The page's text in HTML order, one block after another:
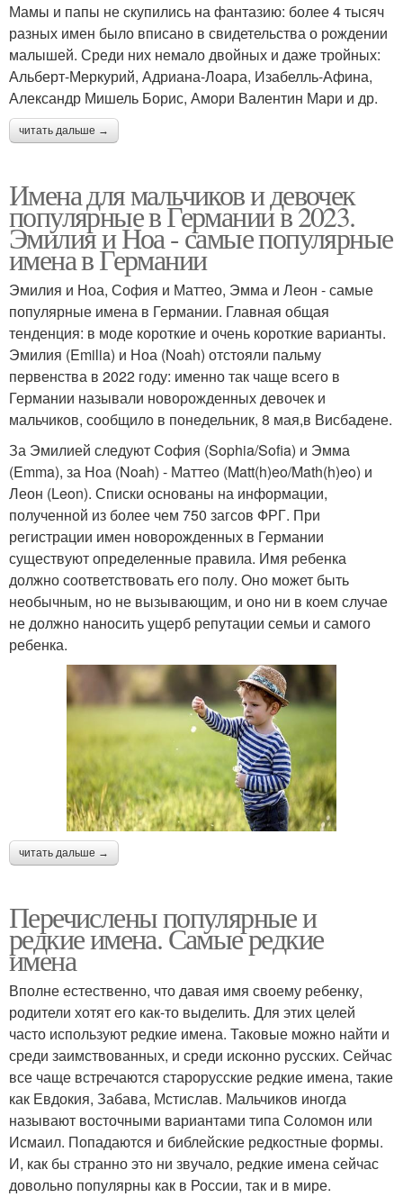
Мамы и папы не скупились на фантазию: более 4 тысяч
разных имен было вписано в свидетельства о рождении
малышей. Среди них немало двойных и даже тройных:
Альберт-Меркурий, Адриана-Лоара, Изабелль-Афина,
Александр Мишель Борис, Амори Валентин Мари и др.
читать дальше →
Имена для мальчиков и девочек
популярные в Германии в 2023.
Эмилия и Ноа - самые популярные
имена в Германии
Эмилия и Ноа, София и Маттео, Эмма и Леон - самые
популярные имена в Германии. Главная общая
тенденция: в моде короткие и очень короткие варианты.
Эмилия (Emilia) и Ноа (Noah) отстояли пальму
первенства в 2022 году: именно так чаще всего в
Германии называли новорожденных девочек и
мальчиков, сообщило в понедельник, 8 мая,в Висбадене.
За Эмилией следуют София (Sophia/Sofia) и Эмма
(Emma), за Ноа (Noah) - Маттео (Matt(h)eo/Math(h)eo) и
Леон (Leon). Списки основаны на информации,
полученной из более чем 750 загсов ФРГ. При
регистрации имен новорожденных в Германии
существуют определенные правила. Имя ребенка
должно соответствовать его полу. Оно может быть
необычным, но не вызывающим, и оно ни в коем случае
не должно наносить ущерб репутации семьи и самого
ребенка.
читать дальше →
Перечислены популярные и
редкие имена. Самые редкие
имена
Вполне естественно, что давая имя своему ребенку,
родители хотят его как-то выделить. Для этих целей
часто используют редкие имена. Таковые можно найти и
среди заимствованных, и среди исконно русских. Сейчас
все чаще встречаются старорусские редкие имена, такие
как Евдокия, Забава, Мстислав. Мальчиков иногда
называют восточными вариантами типа Соломон или
Исмаил. Попадаются и библейские редкостные формы.
И, как бы странно это ни звучало, редкие имена сейчас
довольно популярны как в России, так и в мире.